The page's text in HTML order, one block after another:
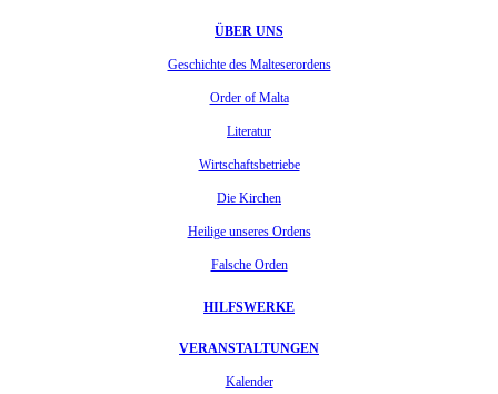
ÜBER UNS
Geschichte des Malteserordens
Order of Malta
Literatur
Wirtschaftsbetriebe
Die Kirchen
Heilige unseres Ordens
Falsche Orden
HILFSWERKE
VERANSTALTUNGEN
Kalender